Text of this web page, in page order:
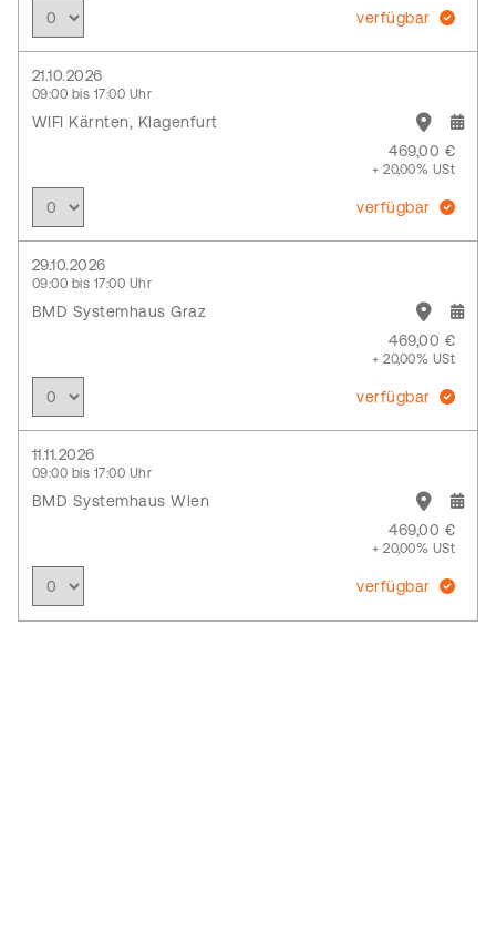
verfügbar
21.10.2026
09:00 bis 17:00 Uhr
WIFI Kärnten, Klagenfurt
469,00 €
+ 20,00% USt
verfügbar
29.10.2026
09:00 bis 17:00 Uhr
BMD Systemhaus Graz
469,00 €
+ 20,00% USt
verfügbar
11.11.2026
09:00 bis 17:00 Uhr
BMD Systemhaus Wien
469,00 €
+ 20,00% USt
verfügbar